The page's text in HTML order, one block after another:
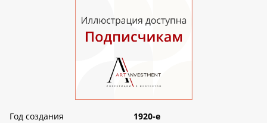
Год создания
1920-е